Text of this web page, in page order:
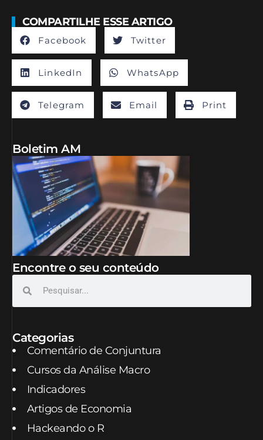
COMPARTILHE ESSE ARTIGO
Facebook Twitter
LinkedIn WhatsApp
Telegram Email Print
Boletim AM
Encontre o seu conteúdo
Categorias
Comentário de Conjuntura
Cursos da Análise Macro
Indicadores
Artigos de Economia
Hackeando o R